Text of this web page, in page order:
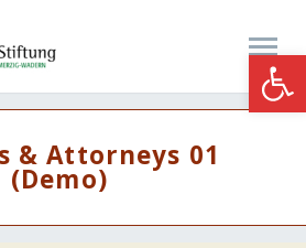
& Attorneys 01
(Demo)